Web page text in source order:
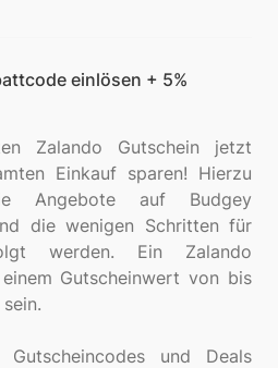
einlösen + 5%
Zalando Gutschein jetzt
Einkauf sparen! Hierzu
Angebote auf Budgey
die wenigen Schritten für
werden. Ein Zalando
Gutscheinwert von bis
und Deals